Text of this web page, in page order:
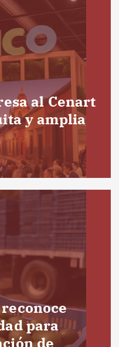
al Cenart
y amplia
para
de